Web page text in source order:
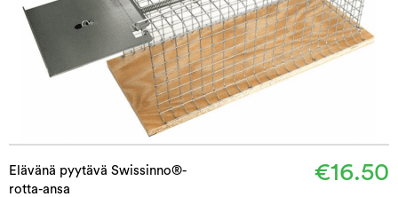
Elävänä pyytävä Swissinno®-
rotta-ansa
€16.50